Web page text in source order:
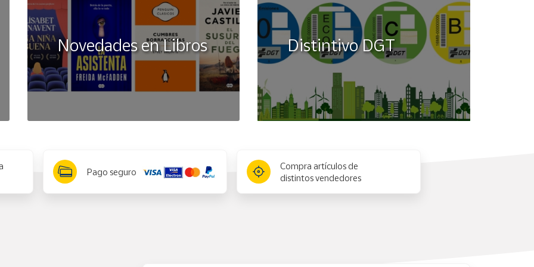
Novedades en Libros Distintivo DGT
Pago seguro
Compra artículos de
distintos vendedores